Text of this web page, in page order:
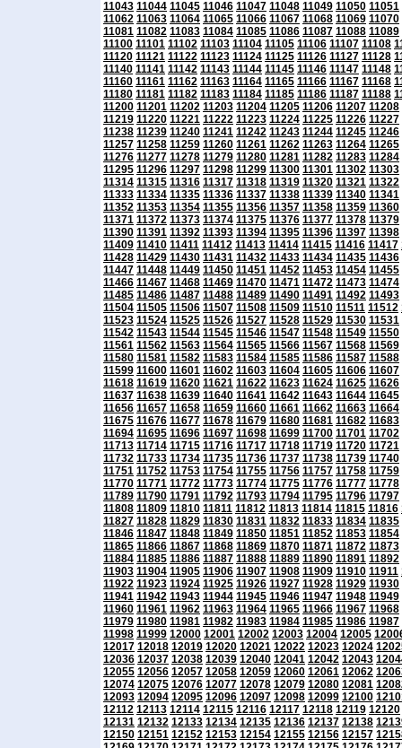
11043 11044 11045 11046 11047 11048 11049 11050 11051
11062 11063 11064 11065 11066 11067 11068 11069 11070
11081 11082 11083 11084 11085 11086 11087 11088 11089
11100 11101 11102 11103 11104 11105 11106 11107 11108
11120 11121 11122 11123 11124 11125 11126 11127 11128
11140 11141 11142 11143 11144 11145 11146 11147 11148
11160 11161 11162 11163 11164 11165 11166 11167 11168
11180 11181 11182 11183 11184 11185 11186 11187 11188
11200 11201 11202 11203 11204 11205 11206 11207 11208
11219 11220 11221 11222 11223 11224 11225 11226 11227
11238 11239 11240 11241 11242 11243 11244 11245 11246
11257 11258 11259 11260 11261 11262 11263 11264 11265
11276 11277 11278 11279 11280 11281 11282 11283 11284
11295 11296 11297 11298 11299 11300 11301 11302 11303
11314 11315 11316 11317 11318 11319 11320 11321 11322
11333 11334 11335 11336 11337 11338 11339 11340 11341
11352 11353 11354 11355 11356 11357 11358 11359 11360
11371 11372 11373 11374 11375 11376 11377 11378 11379
11390 11391 11392 11393 11394 11395 11396 11397 11398
11409 11410 11411 11412 11413 11414 11415 11416 11417
11428 11429 11430 11431 11432 11433 11434 11435 11436
11447 11448 11449 11450 11451 11452 11453 11454 11455
11466 11467 11468 11469 11470 11471 11472 11473 11474
11485 11486 11487 11488 11489 11490 11491 11492 11493
11504 11505 11506 11507 11508 11509 11510 11511 11512
11523 11524 11525 11526 11527 11528 11529 11530 11531
11542 11543 11544 11545 11546 11547 11548 11549 11550
11561 11562 11563 11564 11565 11566 11567 11568 11569
11580 11581 11582 11583 11584 11585 11586 11587 11588
11599 11600 11601 11602 11603 11604 11605 11606 11607
11618 11619 11620 11621 11622 11623 11624 11625 11626
11637 11638 11639 11640 11641 11642 11643 11644 11645
11656 11657 11658 11659 11660 11661 11662 11663 11664
11675 11676 11677 11678 11679 11680 11681 11682 11683
11694 11695 11696 11697 11698 11699 11700 11701 11702
11713 11714 11715 11716 11717 11718 11719 11720 11721
11732 11733 11734 11735 11736 11737 11738 11739 11740
11751 11752 11753 11754 11755 11756 11757 11758 11759
11770 11771 11772 11773 11774 11775 11776 11777 11778
11789 11790 11791 11792 11793 11794 11795 11796 11797
11808 11809 11810 11811 11812 11813 11814 11815 11816
11827 11828 11829 11830 11831 11832 11833 11834 11835
11846 11847 11848 11849 11850 11851 11852 11853 11854
11865 11866 11867 11868 11869 11870 11871 11872 11873
11884 11885 11886 11887 11888 11889 11890 11891 11892
11903 11904 11905 11906 11907 11908 11909 11910 11911
11922 11923 11924 11925 11926 11927 11928 11929 11930
11941 11942 11943 11944 11945 11946 11947 11948 11949
11960 11961 11962 11963 11964 11965 11966 11967 11968
11979 11980 11981 11982 11983 11984 11985 11986 11987
11998 11999 12000 12001 12002 12003 12004 12005
12017 12018 12019 12020 12021 12022 12023 12024
12036 12037 12038 12039 12040 12041 12042 12043
12055 12056 12057 12058 12059 12060 12061 12062
12074 12075 12076 12077 12078 12079 12080 12081
12093 12094 12095 12096 12097 12098 12099 12100
12112 12113 12114 12115 12116 12117 12118 12119 12120
12131 12132 12133 12134 12135 12136 12137 12138
12150 12151 12152 12153 12154 12155 12156 12157